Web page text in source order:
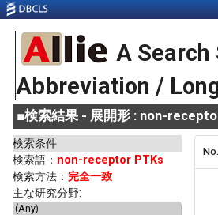
A
Abbreviation /
■検索結果 - 展開形 : non-
検索条件
検索語： non-receptor PTKs
検索方法： 完全一致
主な研究分野:
No.